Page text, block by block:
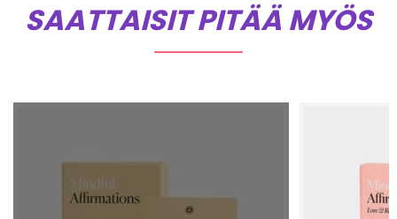
SAATTAISIT PITÄÄ MYÖS